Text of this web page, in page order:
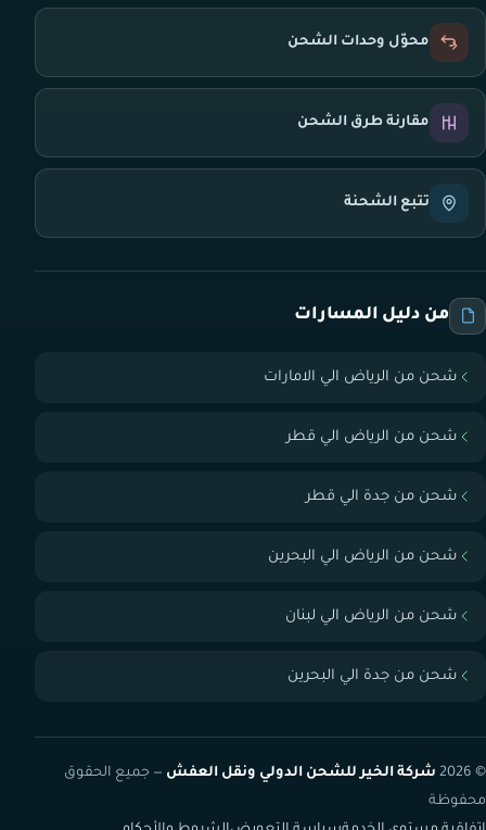
محوّل وحدات الشحن
مقارنة طرق الشحن
تتبع الشحنة
من دليل المسارات
شحن من الرياض الي الامارات
شحن من الرياض الي قطر
شحن من جدة الي قطر
شحن من الرياض الي البحرين
شحن من الرياض الي لبنان
شحن من جدة الي البحرين
© 2026 شركة الخير للشحن الدولي ونقل العفش — جميع الحقوق
محفوظة